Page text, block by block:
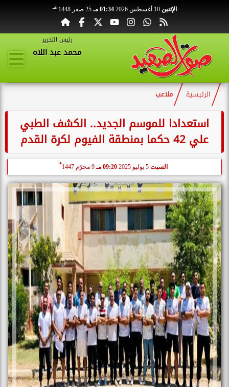
الإثنين 10 أغسطس 2026 01:34 مـ 25 صفر 1448 هـ
رئيس التحرير
محمد عبد اللاه
الرئيسية ملاعب
استعدادا للموسم الجديد.. الكشف الطبي
علي 42 حكما بمنطقة الفيوم لكرة القدم
السبت 5 يوليو 2025 09:20 مـ 9 محرّم 1447
هـ